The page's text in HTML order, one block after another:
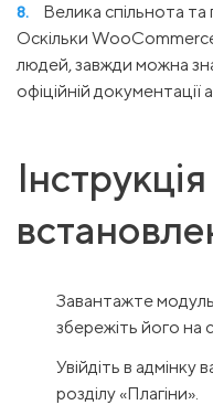
Велика спільнота та
Оскільки
людей, завжди можна
офіційній
Інструкція
Завантажте
збережіть його на
Увійдіть в адмінку
розділу «Плагіни».